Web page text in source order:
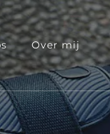
Over mij